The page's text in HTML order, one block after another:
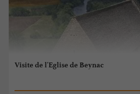
Visite de l'Eglise de Beynac